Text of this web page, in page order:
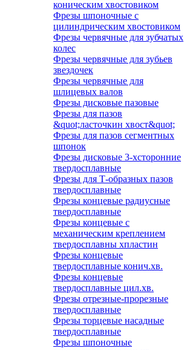
коническим хвостовиком
Фрезы шпоночные с
цилиндрическим хвостовиком
Фрезы червячные для зубчатых
колес
Фрезы червячные для зубьев
звездочек
Фрезы червячные для
шлицевых валов
Фрезы дисковые пазовые
Фрезы для пазов
&quot;ласточкин хвост&quot;
Фрезы для пазов сегментных
шпонок
Фрезы дисковые 3-хсторонние
твердосплавные
Фрезы для Т-образных пазов
твердосплавные
Фрезы концевые радиусные
твердосплавные
Фрезы концевые с
механическим креплением
твердосплавны хпластин
Фрезы концевые
твердосплавные конич.хв.
Фрезы концевые
твердосплавные цил.хв.
Фрезы отрезные-прорезные
твердосплавные
Фрезы торцевые насадные
твердосплавные
Фрезы шпоночные